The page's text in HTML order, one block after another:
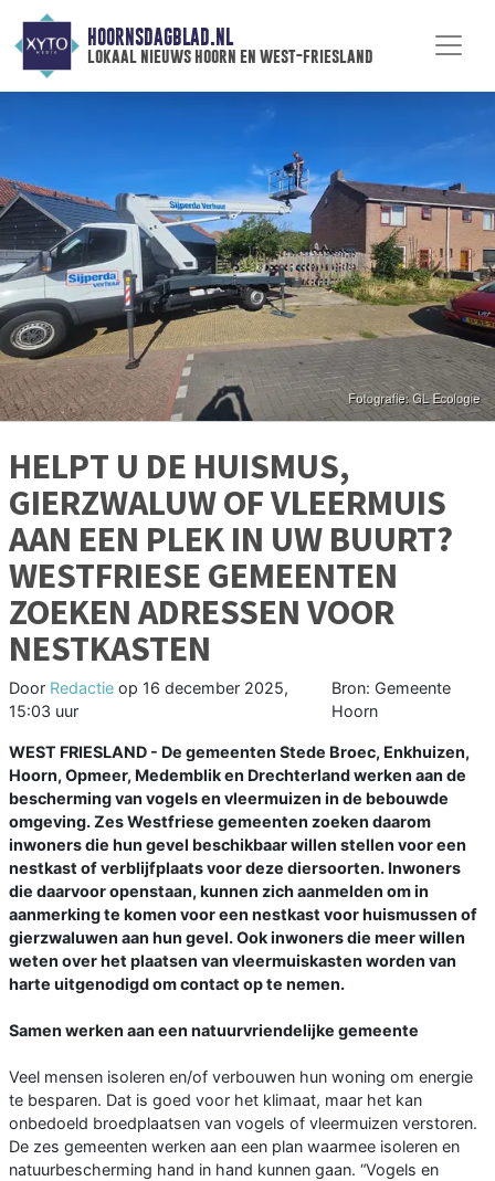
HOORNSDAGBLAD.NL
lokaal nieuws hoorn en west-friesland
HELPT U DE HUISMUS,
GIERZWALUW OF VLEERMUIS
AAN EEN PLEK IN UW BUURT?
WESTFRIESE GEMEENTEN
ZOEKEN ADRESSEN VOOR
NESTKASTEN
Door Redactie op 16 december 2025,
15:03 uur
Bron: Gemeente
Hoorn
WEST FRIESLAND - De gemeenten Stede Broec, Enkhuizen,
Hoorn, Opmeer, Medemblik en Drechterland werken aan de
bescherming van vogels en vleermuizen in de bebouwde
omgeving. Zes Westfriese gemeenten zoeken daarom
inwoners die hun gevel beschikbaar willen stellen voor een
nestkast of verblijfplaats voor deze diersoorten. Inwoners
die daarvoor openstaan, kunnen zich aanmelden om in
aanmerking te komen voor een nestkast voor huismussen of
gierzwaluwen aan hun gevel. Ook inwoners die meer willen
weten over het plaatsen van vleermuiskasten worden van
harte uitgenodigd om contact op te nemen.
Samen werken aan een natuurvriendelijke gemeente
Veel mensen isoleren en/of verbouwen hun woning om energie
te besparen. Dat is goed voor het klimaat, maar het kan
onbedoeld broedplaatsen van vogels of vleermuizen verstoren.
De zes gemeenten werken aan een plan waarmee isoleren en
natuurbescherming hand in hand kunnen gaan. “Vogels en